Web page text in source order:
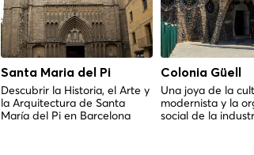
Santa Maria del Pi
Descubrir la Historia, el Arte y
la Arquitectura de Santa
María del Pi en Barcelona
Colonia Güell
Una joya de la
modernista y la
social de la